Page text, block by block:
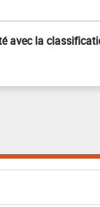
avec la